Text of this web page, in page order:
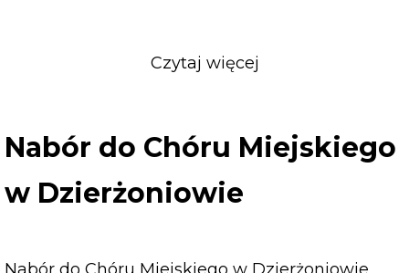
Czytaj więcej
Chóru
Miejskiego
Nabór do Chóru Miejskiego
w Dzierżoniowie